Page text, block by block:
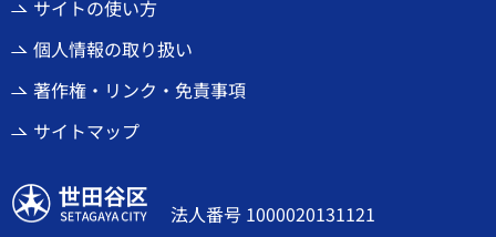
サイトの使い方
個人情報の取り扱い
著作権・リンク・免責事項
サイトマップ
世田谷区
法人番号 1000020131121